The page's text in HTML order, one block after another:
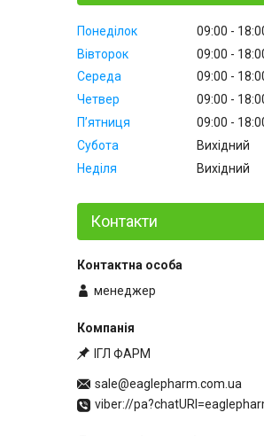
Понеділок 09:00
Вівторок
09:00
Середа
09:00
Четвер
09:00
Пʼятниця
09:00
Субота
Вихідний
Неділя
Вихідний
Контакти
менеджер
ІГЛ ФАРМ
sale@eaglepharm.com.ua
viber://